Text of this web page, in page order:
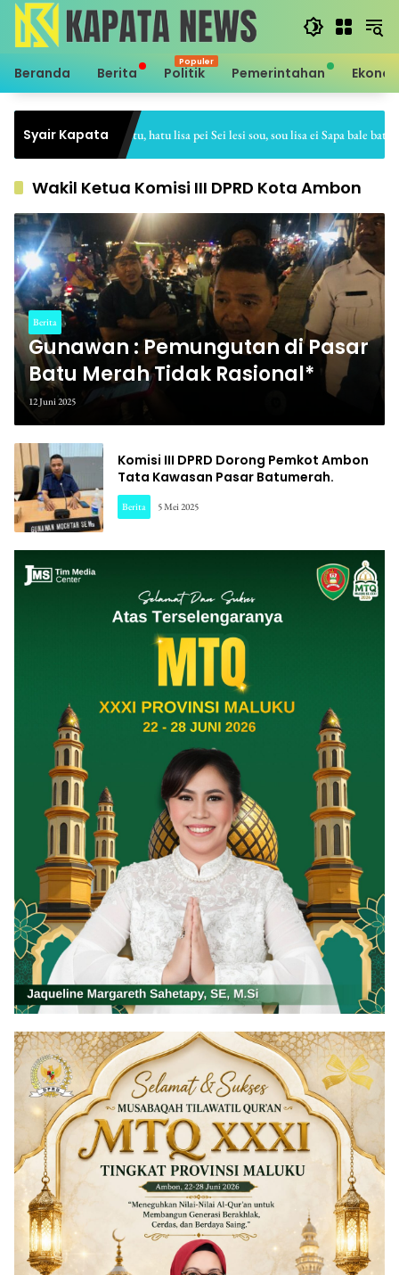
Langsung
konten
Beranda Berita Politik Pemerintahan
Syair Kapata
Sei hale hatu, hatu lisa pei Sei lesi sou, sou lisa ei Sapa bale batu, batu
Wakil Ketua Komisi III DPRD Kota Ambon
Berita
Gunawan : Pemungutan di Pasar
Batu Merah Tidak Rasional*
12 Juni 2025
Komisi III DPRD Dorong Pemkot Ambon
Tata Kawasan Pasar Batumerah.
Berita 5 Mei 2025